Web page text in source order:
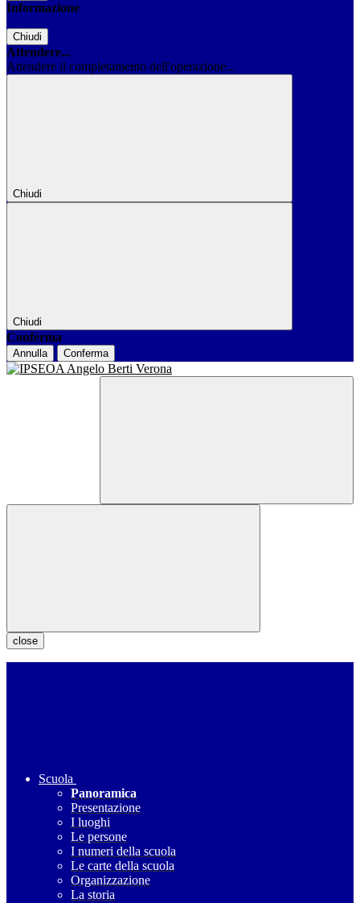
Informazione
Chiudi
Attendere...
Attendere il completamento dell'operazione...
Chiudi
Chiudi
Conferma
Annulla Conferma
close
Scuola
Panoramica
Presentazione
I luoghi
Le persone
I numeri della scuola
Le carte della scuola
Organizzazione
La storia